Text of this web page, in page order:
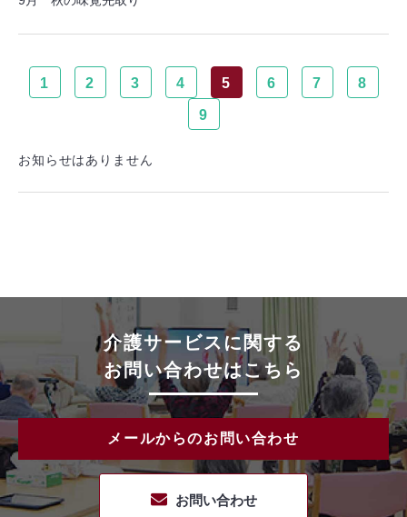
1 2 3 4 5 6 7 8
9
お知らせはありません
介護サービスに関する
お問い合わせはこちら
メールからのお問い合わせ
お問い合わせ